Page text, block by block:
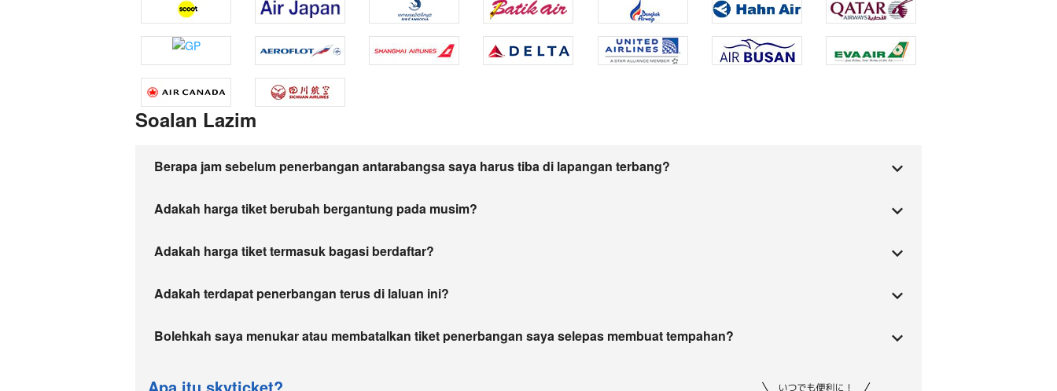
Soalan Lazim
Berapa jam sebelum penerbangan antarabangsa saya harus tiba di lapangan terbang?
Adakah harga tiket berubah bergantung pada musim?
Adakah harga tiket termasuk bagasi berdaftar?
Adakah terdapat penerbangan terus di laluan ini?
Bolehkah saya menukar atau membatalkan tiket penerbangan saya selepas membuat tempahan?